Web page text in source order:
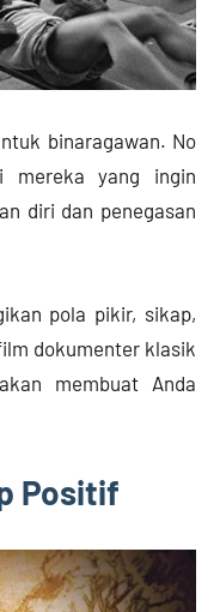
binaragawan. No
mereka yang ingin
diri dan penegasan
pola pikir, sikap,
dokumenter klasik
membuat Anda
Positif